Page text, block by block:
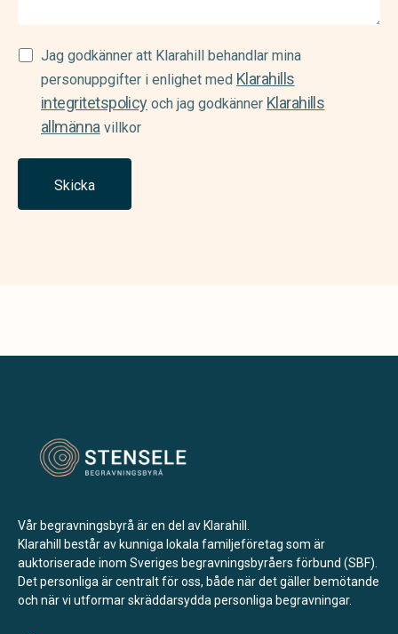
Samtycke
(Required)
Jag godkänner att Klarahill behandlar mina
personuppgifter i enlighet med Klarahills
integritetspolicyoch jag godkänner Klarahills
allmännavillkor
Skicka
Vår begravningsbyrå är en del av Klarahill.
Klarahill består av kunniga lokala familjeföretag som är
auktoriserade inom Sveriges begravningsbyråers förbund (SBF).
Det personliga är centralt för oss, både när det gäller bemötande
och när vi utformar skräddarsydda personliga begravningar.